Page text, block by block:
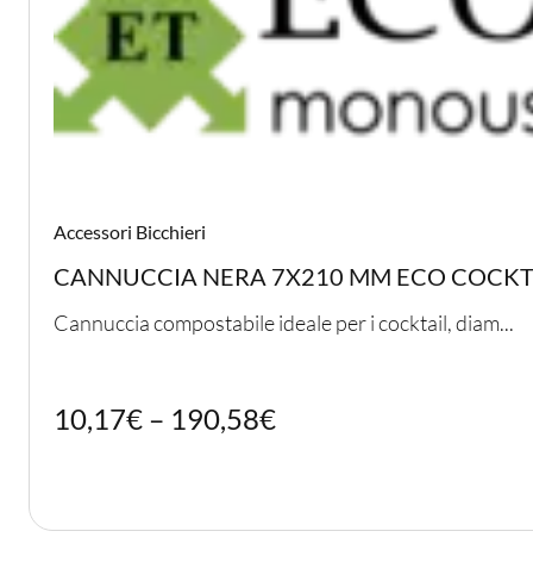
PER LA TAVOLA
FINGER E GELATO
VASSOI E COTTURA
TERMOSALDABILI
Accessori Bicchieri
CANNUCCIA NERA 7X210 MM ECO
Cannuccia compostabile ideale per i cocktail, diam...
10,17€ – 190,58€